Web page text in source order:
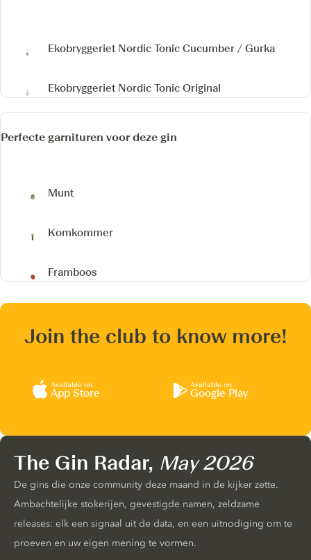
Ekobryggeriet Nordic Tonic Cucumber / Gurka
Ekobryggeriet Nordic Tonic Original
Perfecte garnituren voor deze gin
Munt
Komkommer
Framboos
Join the club to know more!
Available on
App Store
Available on
Google Play
The Gin Radar, May 2026
De gins die onze community deze maand in de kijker zette.
Ambachtelijke stokerijen, gevestigde namen, zeldzame
releases: elk een signaal uit de data, en een uitnodiging om te
proeven en uw eigen mening te vormen.